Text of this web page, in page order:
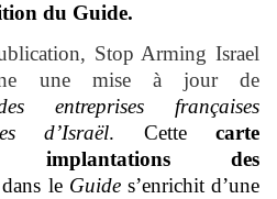
du Guide.
Stop Arming Israel
une mise à jour de
entreprises françaises
d’Israël. Cette carte
implantations des
leGuide s’enrichit d’une